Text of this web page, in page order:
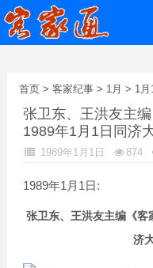
首页> 客家纪事> 1月 > 1月
张卫东、王洪友主
1989年1月1日同济
1989年1月1日 874
1989年1月1日:
张卫东、王洪友主编 《
济